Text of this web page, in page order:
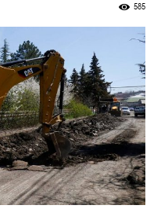
585